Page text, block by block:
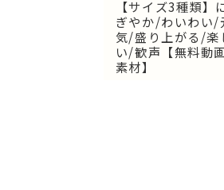
【サイズ3種類】
ぎやか/わいわい/
気/盛り上がる/楽
い/歓声【無料動
素材】